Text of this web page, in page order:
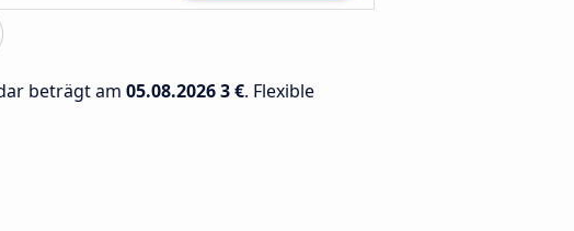
beträgt am 05.08.20263 €. Flexible